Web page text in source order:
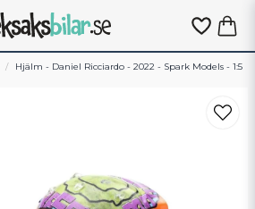
Hjälm - Daniel Ricciardo - 2022 - Spark Models - 1:5